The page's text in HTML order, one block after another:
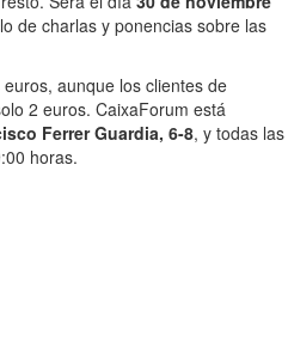
de charlas y ponencias sobre las
aunque los clientes de
2 euros. CaixaForum está
Ferrer Guardia, 6-8, y todas las
horas.